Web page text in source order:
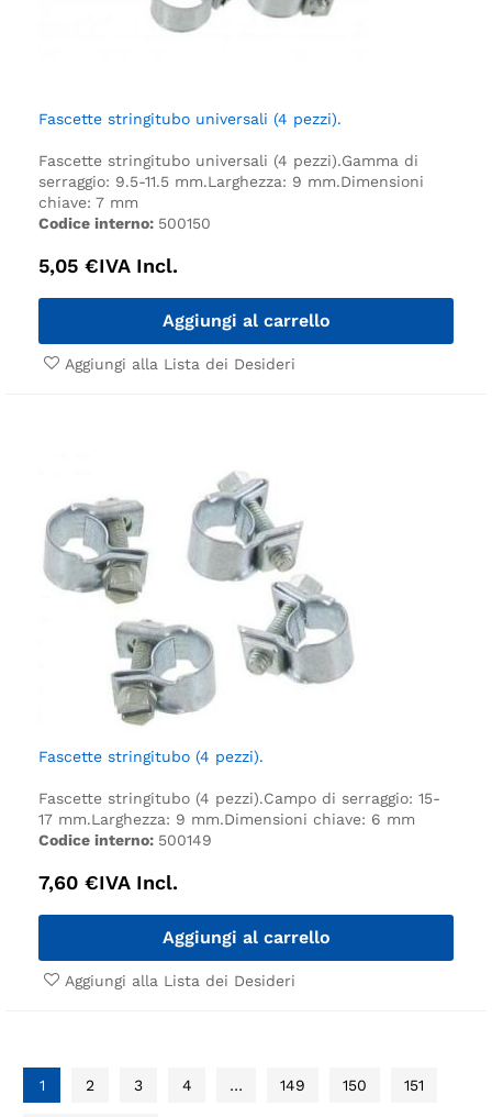
Fascette stringitubo universali (4 pezzi).
Fascette stringitubo universali (4 pezzi).Gamma di
serraggio: 9.5-11.5 mm.Larghezza: 9 mm.Dimensioni
chiave: 7 mm
Codice interno: 500150
5,05 €IVA Incl.
Aggiungi al carrello
Aggiungi alla Lista dei Desideri
Fascette stringitubo (4 pezzi).
Fascette stringitubo (4 pezzi).Campo di serraggio: 15-
17 mm.Larghezza: 9 mm.Dimensioni chiave: 6 mm
Codice interno: 500149
7,60 €IVA Incl.
Aggiungi al carrello
Aggiungi alla Lista dei Desideri
1 2 3 4 … 149 150 151